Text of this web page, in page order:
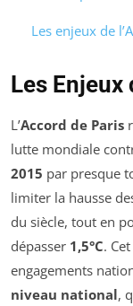
Les enjeux de
Les Enjeux
L’Accord de Paris
lutte mondiale
2015 par presque
limiter la hausse
du siècle, tout en
dépasser 1,5°C.
engagements
niveau national,